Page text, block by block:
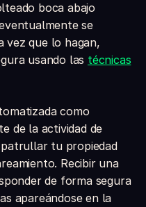
boca abajo
se
vez que lo hagan,
usando las técnicas
como
de la actividad de
tu propiedad
Recibir una
de forma segura
apareándose en la